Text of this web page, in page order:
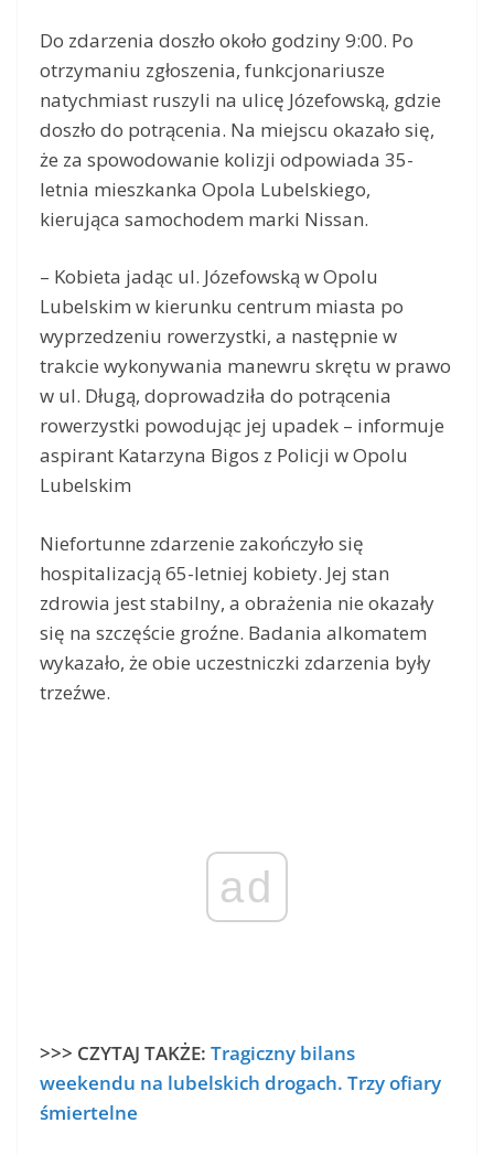
Do zdarzenia doszło około godziny 9:00. Po
otrzymaniu zgłoszenia, funkcjonariusze
natychmiast ruszyli na ulicę Józefowską, gdzie
doszło do potrącenia. Na miejscu okazało się,
że za spowodowanie kolizji odpowiada 35-
letnia mieszkanka Opola Lubelskiego,
kierująca samochodem marki Nissan.
– Kobieta jadąc ul. Józefowską w Opolu
Lubelskim w kierunku centrum miasta po
wyprzedzeniu rowerzystki, a następnie w
trakcie wykonywania manewru skrętu w prawo
w ul. Długą, doprowadziła do potrącenia
rowerzystki powodując jej upadek – informuje
aspirant Katarzyna Bigos z Policji w Opolu
Lubelskim
Niefortunne zdarzenie zakończyło się
hospitalizacją 65-letniej kobiety. Jej stan
zdrowia jest stabilny, a obrażenia nie okazały
się na szczęście groźne. Badania alkomatem
wykazało, że obie uczestniczki zdarzenia były
trzeźwe.
ad
>>> CZYTAJ TAKŻE: Tragiczny bilans
weekendu na lubelskich drogach. Trzy ofiary
śmiertelne